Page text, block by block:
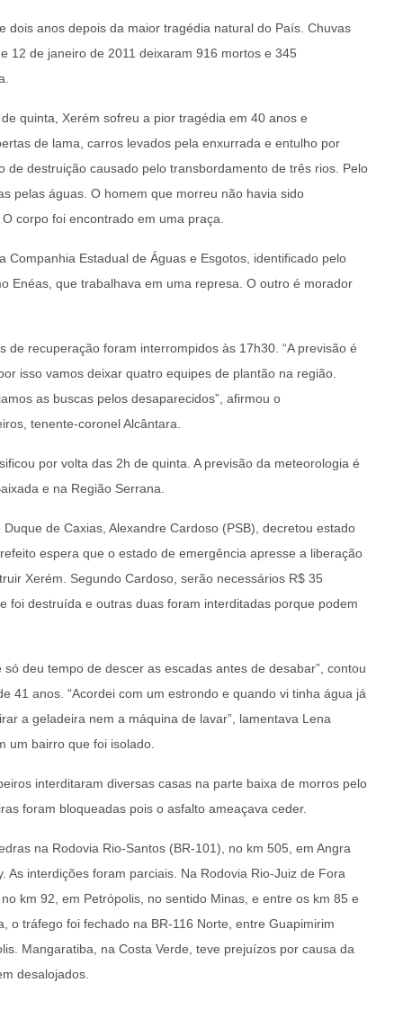
dois anos depois da maior tragédia natural do País. Chuvas
12 de janeiro de 2011 deixaram 916 mortos e 345
quinta, Xerém sofreu a pior tragédia em 40 anos e
de lama, carros levados pela enxurrada e entulho por
de destruição causado pelo transbordamento de três rios. Pelo
pelas águas. O homem que morreu não havia sido
corpo foi encontrado em uma praça.
Companhia Estadual de Águas e Esgotos, identificado pelo
Enéas, que trabalhava em uma represa. O outro é morador
de recuperação foram interrompidos às 17h30. “A previsão é
isso vamos deixar quatro equipes de plantão na região.
as buscas pelos desaparecidos”, afirmou o
tenente-coronel Alcântara.
por volta das 2h de quinta. A previsão da meteorologia é
e na Região Serrana.
de Caxias, Alexandre Cardoso (PSB), decretou estado
espera que o estado de emergência apresse a liberação
Xerém. Segundo Cardoso, serão necessários R$ 35
foi destruída e outras duas foram interditadas porque podem
deu tempo de descer as escadas antes de desabar”, contou
41 anos. “Acordei com um estrondo e quando vi tinha água já
a geladeira nem a máquina de lavar”, lamentava Lena
um bairro que foi isolado.
interditaram diversas casas na parte baixa de morros pelo
foram bloqueadas pois o asfalto ameaçava ceder.
na Rodovia Rio-Santos (BR-101), no km 505, em Angra
As interdições foram parciais. Na Rodovia Rio-Juiz de Fora
km 92, em Petrópolis, no sentido Minas, e entre os km 85 e
o tráfego foi fechado na BR-116 Norte, entre Guapimirim
Mangaratiba, na Costa Verde, teve prejuízos por causa da
desalojados.